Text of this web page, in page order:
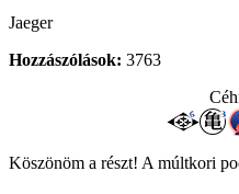
Jaeger
Hozzászólások: 3763
Köszönöm a részt! A múltkori